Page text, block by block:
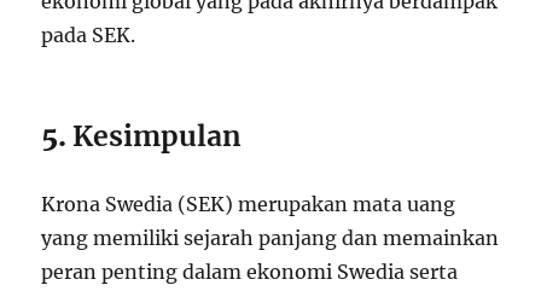
pada SEK.
5. Kesimpulan
Krona Swedia (SEK) merupakan mata uang
yang memiliki sejarah panjang dan memainkan
peran penting dalam ekonomi Swedia serta